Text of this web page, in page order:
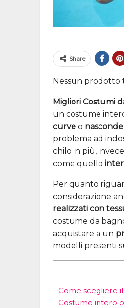
Share
Nessun prodotto
Migliori Costumi
un costume
curve o
problema ad
chilo in più,
come quello
Per quanto
considerazione
realizzati con
costume da
acquistare a un
modelli presenti
Come scegliere
Costume intero